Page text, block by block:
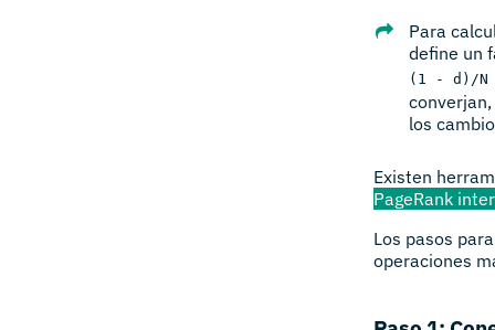
Para
define un
(1 - d)/N
los
Existen
PageRank
Los pasos
operaciones